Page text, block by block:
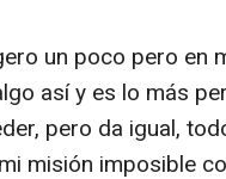
un poco pero en
así y es lo más
pero da igual,
misión imposible